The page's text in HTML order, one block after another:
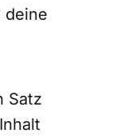
deine
Satz